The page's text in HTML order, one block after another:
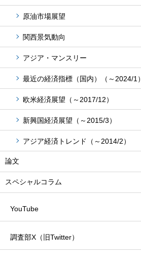
原油市場展望
関西景気動向
アジア・マンスリー
最近の経済指標（国内） （～2024/1）
欧米経済展望 （～2017/12）
新興国経済展望 （～2015/3）
アジア経済トレンド （～2014/2）
論文
スペシャルコラム
YouTube
調査部X（旧Twitter）